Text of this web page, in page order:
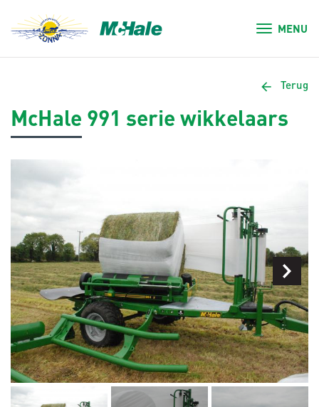
MENU
McHale 991 serie wikkelaars
arrow_back Terug